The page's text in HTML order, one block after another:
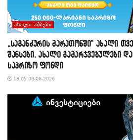
ᲐᲮᲐᲚᲘ ᲐᲛᲑᲔᲑᲘ
„საგანძურის მარათონში“ ახალი
შანსები, ახალი გამარჯვებულები
საპრიზო ფონდი
13:05 08-06-2026